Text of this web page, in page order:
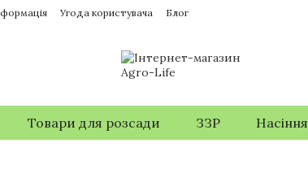
Угода користувача Блог
Товари для розсади ЗЗР Насіння